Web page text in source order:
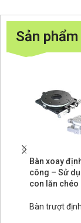
Sản
Bàn xoay
công – Sử
con lăn chéo
Bàn trượt